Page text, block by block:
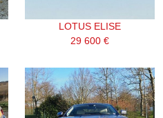
LOTUS ELISE
29 600 €